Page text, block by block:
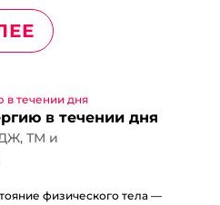
в течении дня
, ТМ и
физического тела —